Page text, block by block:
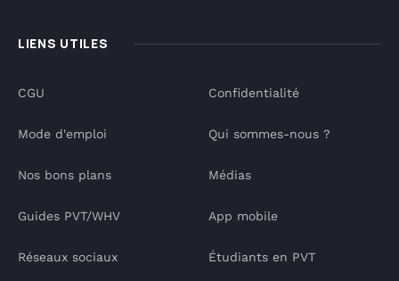
LIENS UTILES
CGU
Mode d'emploi
Nos bons plans
Guides PVT/WHV
Réseaux sociaux
Confidentialité
Qui sommes-nous ?
Médias
App mobile
Étudiants en PVT